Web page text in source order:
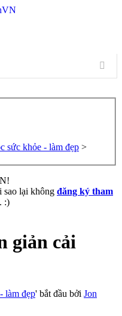
sức khỏe - làm đẹp >
sao lại không đăng ký tham
:)
giản cải
làm đẹp' bắt đầu bởi Jon